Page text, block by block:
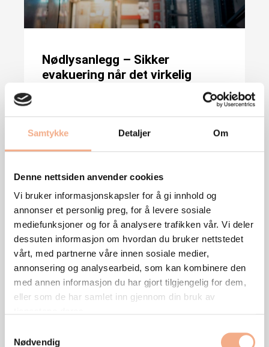
Samtykke Detaljer Om
Denne nettsiden anvender cookies
Vi bruker informasjonskapsler for å gi innhold og
annonser et personlig preg, for å levere sosiale
mediefunksjoner og for å analysere trafikken vår. Vi deler
dessuten informasjon om hvordan du bruker nettstedet
vårt, med partnerne våre innen sosiale medier,
annonsering og analysearbeid, som kan kombinere den
med annen informasjon du har gjort tilgjengelig for dem,
eller som de har samlet inn gjennom din bruk av
Nødvendig
Nødlysanlegg – Sikker
evakuering når det virkelig
Et velfungerende nødlysanlegg er
avgjørende for sikkerheten i ethvert bygg.
Derfor er det viktig med
Les mer